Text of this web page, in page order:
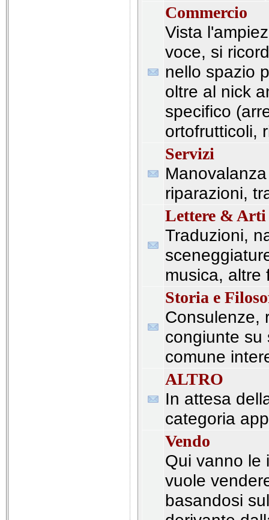
Commercio
Vista
voce, si
nello spazio
oltre al nick
specifico
ortofrutticoli,
Servizi
riparazioni,
Lettere & Arti
Traduzioni,
musica, altre
Storia e
Consulenze,
congiunte su
comune
ALTRO
In attesa
categoria
Vendo
Qui vanno le
vuole
basandosi